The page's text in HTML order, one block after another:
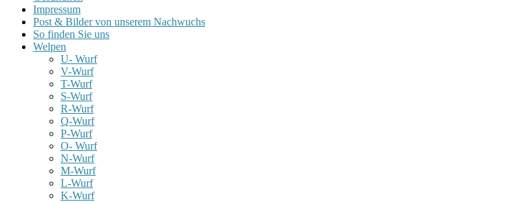
Impressum
Post & Bilder von unserem Nachwuchs
So finden Sie uns
Welpen
U- Wurf
V-Wurf
T-Wurf
S-Wurf
R-Wurf
Q-Wurf
P-Wurf
O- Wurf
N-Wurf
M-Wurf
L-Wurf
K-Wurf